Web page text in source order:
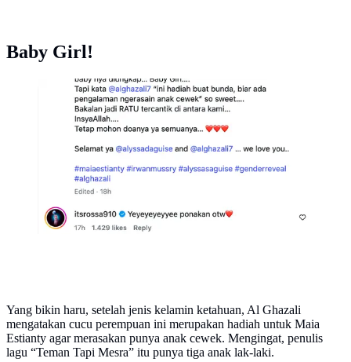
Baby Girl!
Alyssa Daguise dan Al Ghazali segera menyambut
kelahiran anak pertama berjenis kelamin perempuan.
Maia Estanty tak dapat sembunyikan kebahagiaan.
(Foto: Dok. Instagram @maiaestiantyreal)
Yang bikin haru, setelah jenis kelamin ketahuan, Al Ghazali
mengatakan cucu perempuan ini merupakan hadiah untuk Maia
Estianty agar merasakan punya anak cewek. Mengingat, penulis
lagu “Teman Tapi Mesra” itu punya tiga anak lak-laki.